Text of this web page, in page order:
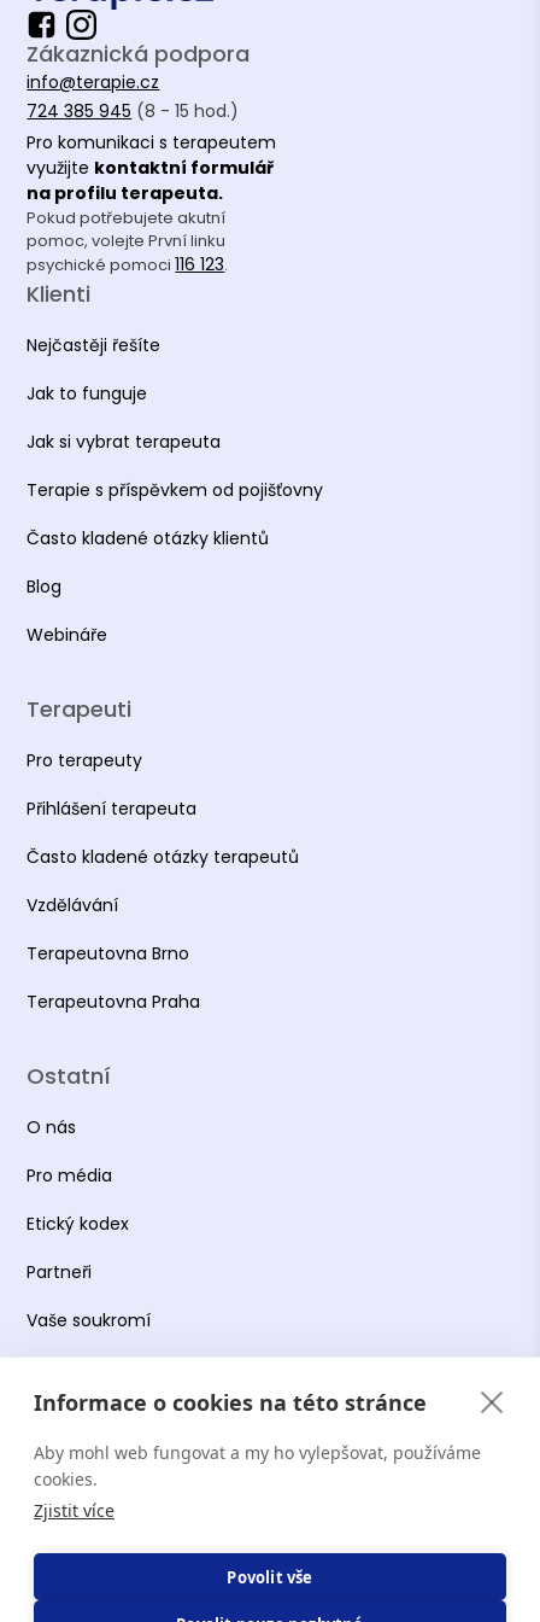
Informace o cookies na této stránce
Aby mohl web fungovat a my ho vylepšovat, používáme
cookies.
Zjistit více
Povolit vše
ETF UK a 1.LF UK - kombinované studium
Zákaznická podpora
info@terapie.cz
724 385 945 (8 - 15 hod.)
Pro komunikaci s terapeutem
využijte kontaktní formulář
na profilu terapeuta.
Pokud potřebujete akutní
pomoc, volejte První linku
psychické pomoci116 123.
Klienti
Nejčastěji řešíte
Jak to funguje
Jak si vybrat terapeuta
Terapie s příspěvkem od pojišťovny
Často kladené otázky klientů
Blog
Webináře
Terapeuti
Pro terapeuty
Přihlášení terapeuta
Často kladené otázky terapeutů
Vzdělávání
Terapeutovna Brno
Terapeutovna Praha
Ostatní
O nás
Pro média
Etický kodex
Partneři
Vaše soukromí
Obchodní podmínky
Podmínky používání platformy
Copyright Terapie CZ s.r.o. 2026. Všechna práva